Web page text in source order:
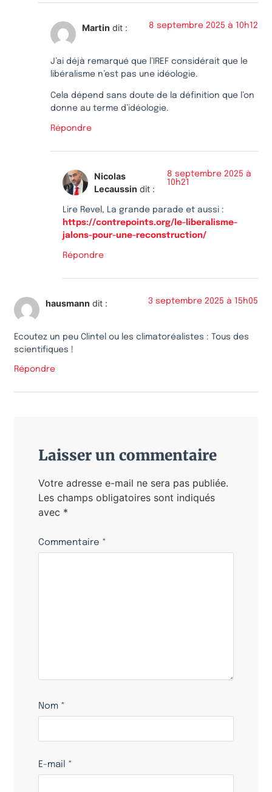
Martin dit : 8 septembre 2025 à 10h12
J’ai déjà remarqué que l’IREF considérait que le
libéralisme n’est pas une idéologie.
Cela dépend sans doute de la définition que l’on
donne au terme d’idéologie.
Répondre
Nicolas
Lecaussin dit :
8 septembre 2025 à
10h21
Lire Revel, La grande parade et aussi :
https://contrepoints.org/le-liberalisme-
jalons-pour-une-reconstruction/
Répondre
hausmann dit : 3 septembre 2025 à 15h05
Ecoutez un peu Clintel ou les climatoréalistes : Tous des
scientifiques !
Répondre
Laisser un commentaire
Votre adresse e-mail ne sera pas publiée.
Les champs obligatoires sont indiqués
avec *
Commentaire *
Nom *
E-mail *